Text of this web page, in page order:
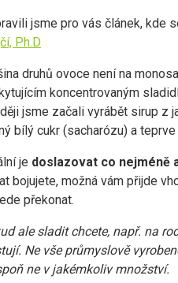
jsme pro vás článek, kde
Ph.D
druhů ovoce není na
koncentrovaným
jsme začali vyrábět sirup z
bílý cukr (sacharózu) a
je doslazovat co nejméně
bojujete, možná vám přijde
překonat.
ale sladit chcete, např. na
Ne vše průmyslově
ne v jakémkoliv množství.